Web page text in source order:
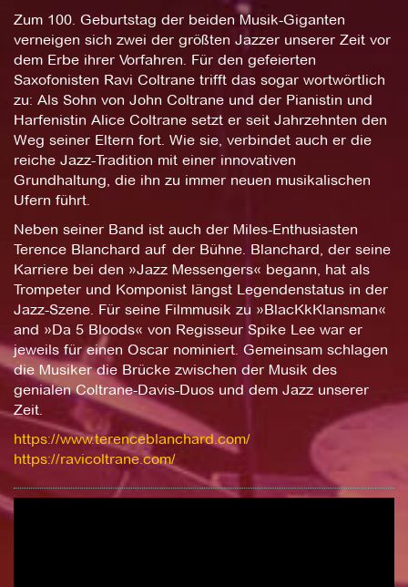
Zum 100. Geburtstag der beiden Musik-Giganten
verneigen sich zwei der größten Jazzer unserer Zeit vor
dem Erbe ihrer Vorfahren. Für den gefeierten
Saxofonisten Ravi Coltrane trifft das sogar wortwörtlich
zu: Als Sohn von John Coltrane und der Pianistin und
Harfenistin Alice Coltrane setzt er seit Jahrzehnten den
Weg seiner Eltern fort. Wie sie, verbindet auch er die
reiche Jazz-Tradition mit einer innovativen
Grundhaltung, die ihn zu immer neuen musikalischen
Ufern führt.
Neben seiner Band ist auch der Miles-Enthusiasten
Terence Blanchard auf der Bühne. Blanchard, der seine
Karriere bei den »Jazz Messengers« begann, hat als
Trompeter und Komponist längst Legendenstatus in der
Jazz-Szene. Für seine Filmmusik zu »BlacKkKlansman«
and »Da 5 Bloods« von Regisseur Spike Lee war er
jeweils für einen Oscar nominiert. Gemeinsam schlagen
die Musiker die Brücke zwischen der Musik des
genialen Coltrane-Davis-Duos und dem Jazz unserer
Zeit.
https://www.terenceblanchard.com/
https://ravicoltrane.com/